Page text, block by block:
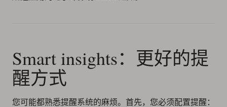
Smart insights：更好的提
醒方式
您可能都熟悉提醒系统的麻烦。首先，您必须配置提醒：